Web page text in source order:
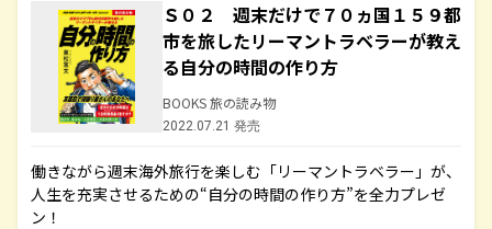
Ｓ０２ 週末だけで７０ヵ国１５９都
市を旅したリーマントラベラーが教え
る自分の時間の作り方
BOOKS 旅の読み物
2022.07.21 発売
働きながら週末海外旅行を楽しむ「リーマントラベラー」が、
人生を充実させるための“自分の時間の作り方”を全力プレゼ
ン！